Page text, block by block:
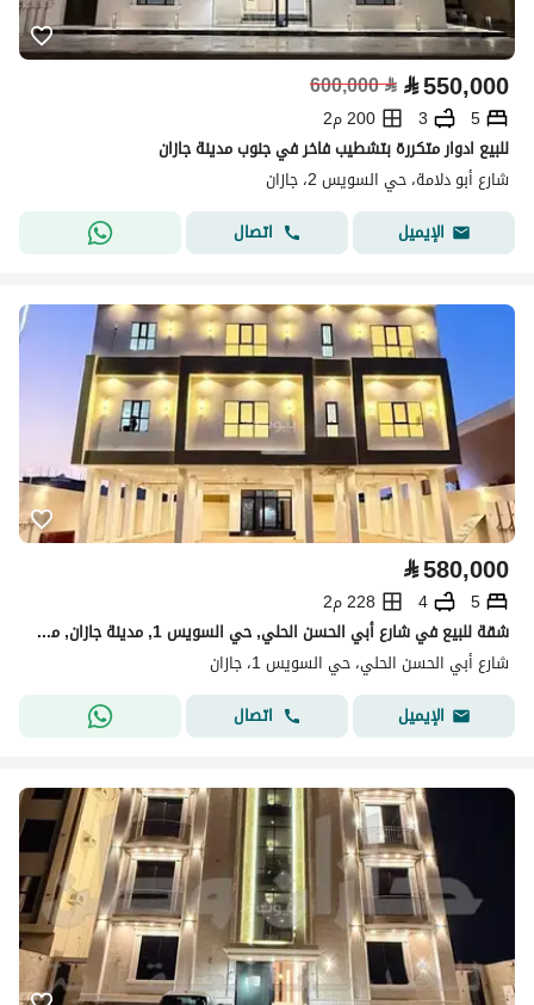
⃁550,000
⃁
600,000
5
3
200 م2
للبيع ادوار متكررة بتشطيب فاخر في جنوب مدينة جازان
شارع أبو دلامة، حي السويس 2، جازان
الإيميل
اتصال
⃁580,000
5
4
228 م2
شقة للبيع في شارع أبي الحسن الحلي, حي السويس 1, مدينة جازان, منطقة جازان
شارع أبي الحسن الحلي، حي السويس 1، جازان
الإيميل
اتصال